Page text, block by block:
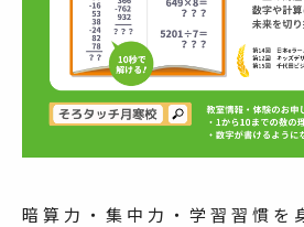
暗算力・集中力・学習習慣を